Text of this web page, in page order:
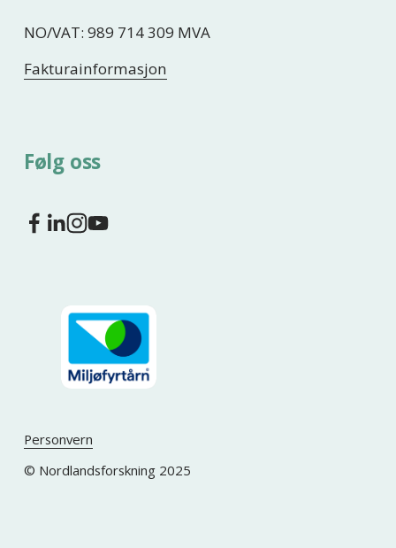
NO/VAT: 989 714 309 MVA
Fakturainformasjon
Følg oss
Personvern
© Nordlandsforskning 2025